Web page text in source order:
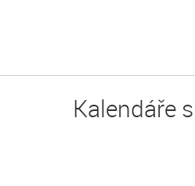
Kalendáře